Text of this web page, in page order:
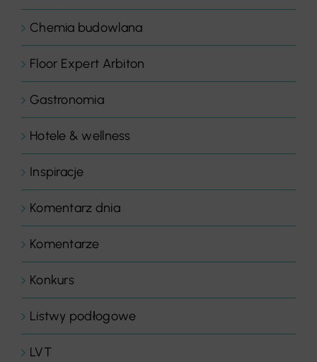
Chemia budowlana
Floor Expert Arbiton
Gastronomia
Hotele & wellness
Inspiracje
Komentarz dnia
Komentarze
Konkurs
Listwy podłogowe
LVT